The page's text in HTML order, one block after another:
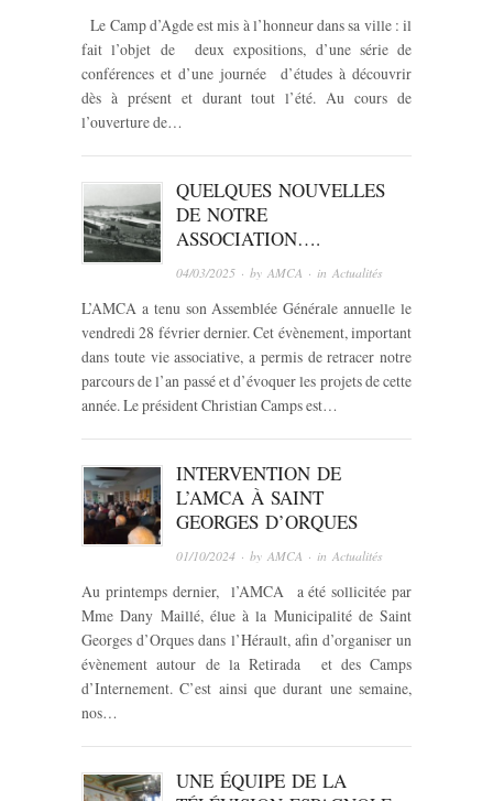
Le Camp d’Agde est mis à l’honneur dans sa ville : il
fait l’objet de deux expositions, d’une série de
conférences et d’une journée d’études à découvrir
dès à présent et durant tout l’été. Au cours de
l’ouverture de…
QUELQUES NOUVELLES
DE NOTRE
ASSOCIATION….
04/03/2025 · byAMCA · inActualités
L’AMCA a tenu son Assemblée Générale annuelle le
vendredi 28 février dernier. Cet évènement, important
dans toute vie associative, a permis de retracer notre
parcours de l’an passé et d’évoquer les projets de cette
année. Le président Christian Camps est…
INTERVENTION DE
L’AMCA À SAINT
GEORGES D’ORQUES
01/10/2024 · byAMCA · inActualités
Au printemps dernier, l’AMCA a été sollicitée par
Mme Dany Maillé, élue à la Municipalité de Saint
Georges d’Orques dans l’Hérault, afin d’organiser un
évènement autour de la Retirada et des Camps
d’Internement. C’est ainsi que durant une semaine,
nos…
UNE ÉQUIPE DE LA